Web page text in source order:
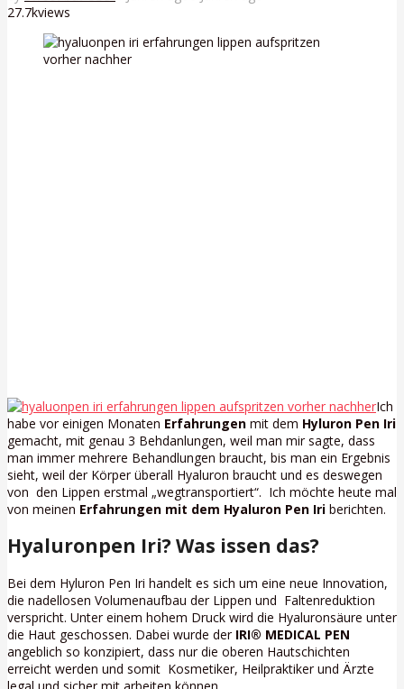
27.7kviews
Ich
habe vor einigen Monaten Erfahrungen mit dem Hyluron Pen Iri
gemacht, mit genau 3 Behdanlungen, weil man mir sagte, dass
man immer mehrere Behandlungen braucht, bis man ein Ergebnis
sieht, weil der Körper überall Hyaluron braucht und es deswegen
von den Lippen erstmal „wegtransportiert“. Ich möchte heute mal
von meinen Erfahrungen mit dem Hyaluron Pen Iri berichten.
Hyaluronpen Iri? Was issen das?
Bei dem Hyluron Pen Iri handelt es sich um eine neue Innovation,
die nadellosen Volumenaufbau der Lippen und Faltenreduktion
verspricht. Unter einem hohem Druck wird die Hyaluronsäure unter
die Haut geschossen. Dabei wurde der IRI® MEDICAL PEN
angeblich so konzipiert, dass nur die oberen Hautschichten
erreicht werden und somit Kosmetiker, Heilpraktiker und Ärzte